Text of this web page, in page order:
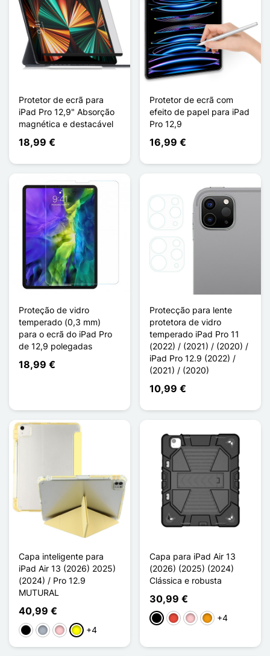
Protetor de ecrã para
iPad Pro 12,9" Absorção
magnética e destacável
18,99 €
Protetor de ecrã com
efeito de papel para iPad
Pro 12,9
16,99 €
Proteção de vidro
temperado (0,3 mm)
para o ecrã do iPad Pro
de 12,9 polegadas
18,99 €
Protecção para lente
protetora de vidro
temperado iPad Pro 11
(2022) / (2021) / (2020) /
iPad Pro 12.9 (2022) /
(2021) / (2020)
10,99 €
Capa inteligente para
iPad Air 13 (2026) 2025)
(2024) / Pro 12.9
MUTURAL
40,99 €
PretoCinzento
RosaAmarelo
+4
Capa para iPad Air 13
(2026) (2025) (2024)
Clássica e robusta
30,99 €
PretoVermelho
RosaLaranja
+4